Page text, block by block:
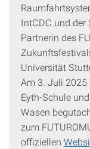
IntCDC und
Partnerin des
Universität
Am 3. Juli 2025
Eyth-Schule
Wasen
zum
offiziellen